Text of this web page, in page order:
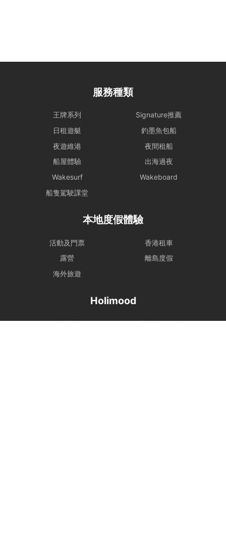
服務種類
王牌系列
Signature推薦
日租遊艇
釣墨魚包船
夜遊維港
夜間租船
船屋體驗
出海過夜
Wakesurf
Wakeboard
船隻駕駛課堂
本地度假體驗
活動及門票
香港租車
露營
離島度假
海外旅遊
Holimood
活動策劃
成為合作夥伴